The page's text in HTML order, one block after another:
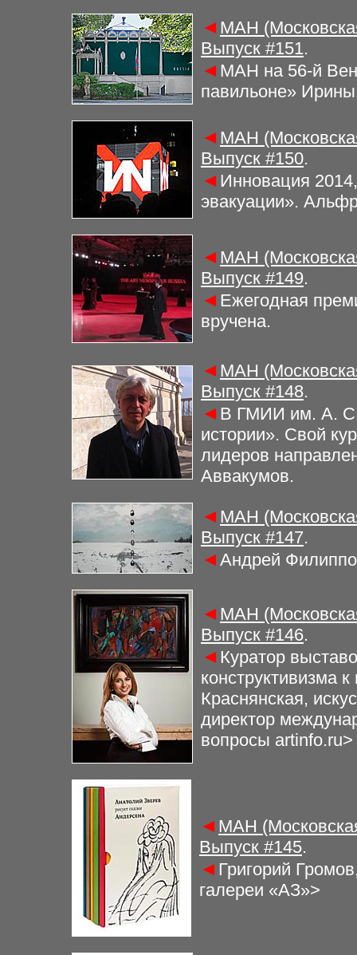
◄ МАН
Выпуск #151.
◄ МАН на 56-й
павильоне»
◄ МАН
Выпуск #150.
◄ Инновация
эвакуации».
◄ МАН
Выпуск #149.
◄ Ежегодная
вручена.
◄ МАН
Выпуск #148.
◄ В ГМИИ им. А. С.
истории». Свой
лидеров
Аввакумов.
◄ МАН
Выпуск #147.
◄ Андрей
◄ МАН
Выпуск #146.
◄ Куратор
конструктивизма
Краснянская,
директор
вопросы artinfo.ru>
◄ МАН
Выпуск #145.
◄ Григорий
галереи «АЗ»>